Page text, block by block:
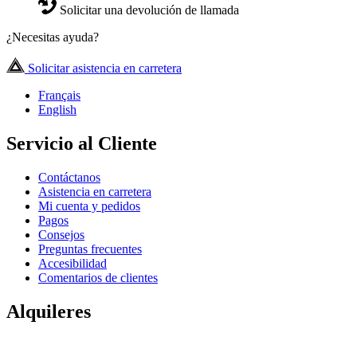
Solicitar una devolución de llamada
¿Necesitas ayuda?
Solicitar asistencia en carretera
Français
English
Servicio al Cliente
Contáctanos
Asistencia en carretera
Mi cuenta y pedidos
Pagos
Consejos
Preguntas frecuentes
Accesibilidad
Comentarios de clientes
Alquileres